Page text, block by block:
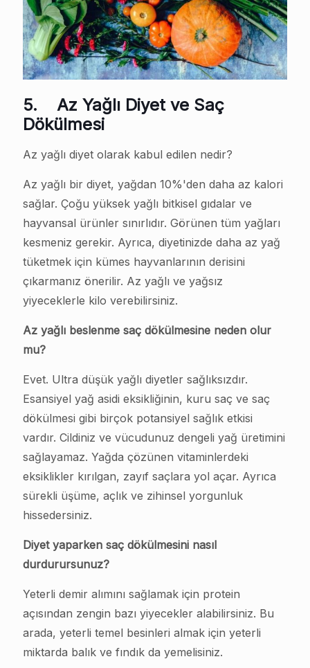
5. Az Yağlı Diyet ve Saç
Dökülmesi
Az yağlı diyet olarak kabul edilen nedir?
Az yağlı bir diyet, yağdan 10%'den daha az kalori
sağlar. Çoğu yüksek yağlı bitkisel gıdalar ve
hayvansal ürünler sınırlıdır. Görünen tüm yağları
kesmeniz gerekir. Ayrıca, diyetinizde daha az yağ
tüketmek için kümes hayvanlarının derisini
çıkarmanız önerilir. Az yağlı ve yağsız
yiyeceklerle kilo verebilirsiniz.
Az yağlı beslenme saç dökülmesine neden olur
mu?
Evet. Ultra düşük yağlı diyetler sağlıksızdır.
Esansiyel yağ asidi eksikliğinin, kuru saç ve saç
dökülmesi gibi birçok potansiyel sağlık etkisi
vardır. Cildiniz ve vücudunuz dengeli yağ üretimini
sağlayamaz. Yağda çözünen vitaminlerdeki
eksiklikler kırılgan, zayıf saçlara yol açar. Ayrıca
sürekli üşüme, açlık ve zihinsel yorgunluk
hissedersiniz.
Diyet yaparken saç dökülmesini nasıl
durdurursunuz?
Yeterli demir alımını sağlamak için protein
açısından zengin bazı yiyecekler alabilirsiniz. Bu
arada, yeterli temel besinleri almak için yeterli
miktarda balık ve fındık da yemelisiniz.